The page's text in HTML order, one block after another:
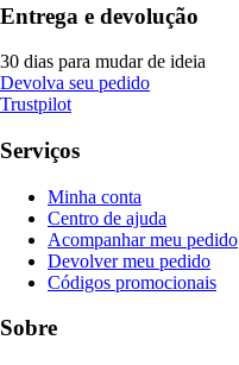
Entrega e devolução
30 dias para mudar de ideia
Devolva seu pedido
Trustpilot
Serviços
Minha conta
Centro de ajuda
Acompanhar meu pedido
Devolver meu pedido
Códigos promocionais
Sobre